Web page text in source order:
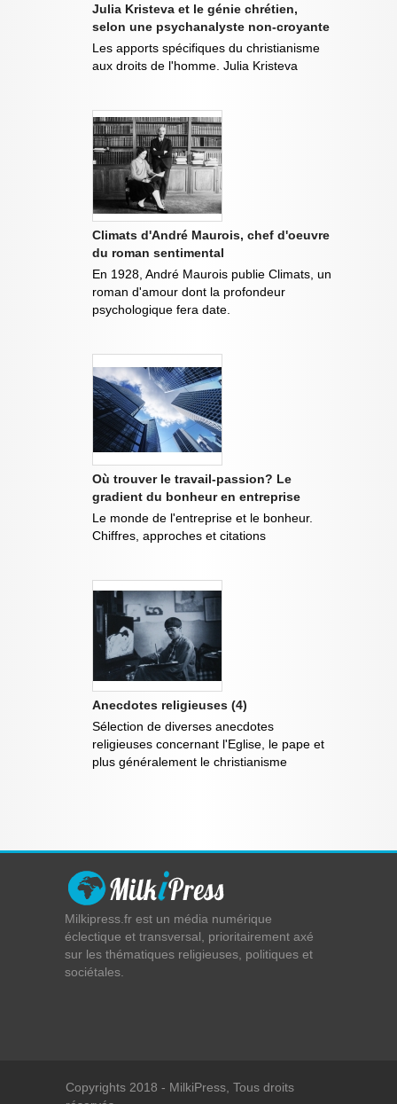
Julia Kristeva et le génie chrétien,
selon une psychanalyste non-croyante
Les apports spécifiques du christianisme
aux droits de l'homme. Julia Kristeva
Climats d'André Maurois, chef d'oeuvre
du roman sentimental
En 1928, André Maurois publie Climats, un
roman d'amour dont la profondeur
psychologique fera date.
Où trouver le travail-passion? Le
gradient du bonheur en entreprise
Le monde de l'entreprise et le bonheur.
Chiffres, approches et citations
Anecdotes religieuses (4)
Sélection de diverses anecdotes
religieuses concernant l'Eglise, le pape et
plus généralement le christianisme
Milkipress.fr est un média numérique
éclectique et transversal, prioritairement axé
sur les thématiques religieuses, politiques et
sociétales.
Copyrights 2018 - MilkiPress, Tous droits